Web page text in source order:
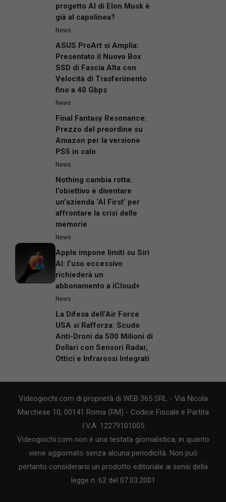
progetto AI di Elon Musk è
già al capolinea?
News
ASUS ProArt si Amplia:
Presentato il Nuovo Box
SSD di Fascia Alta con
Velocità di Trasferimento
fino a 40 Gbps
News
Final Fantasy Resonance:
Prezzo del preordine su
Amazon per la versione
PS5 in calo
News
Nothing cambia rotta:
l’obiettivo è diventare
un’azienda ‘AI First’ per
affrontare la crisi delle
memorie
News
Apple impone limiti su Siri
AI: l’uso eccessivo
richiederà un
abbonamento a iCloud+
News
La Difesa dell’Air Force
USA si Rafforza: Scudo
Anti-Droni da 500 Milioni di
Dollari con Sensori Radar,
Ottici e Infrarossi Integrati
Videogiochi.com di proprietà di WEB 365 SRL - Via Nicola
Marchese 10, 00141 Roma (RM) - Codice Fiscale e Partita
I.V.A. 12279101005
Videogiochi.com non è una testata giornalistica, in quanto
viene aggiornato senza alcuna periodicità. Non può
pertanto considerarsi un prodotto editoriale ai sensi della
legge n. 62 del 07.03.2001